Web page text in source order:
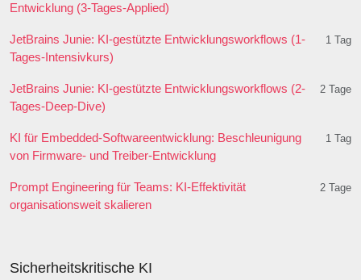
Entwicklung (3-Tages-Applied)
JetBrains Junie: KI-gestützte Entwicklungsworkflows (1-
Tages-Intensivkurs)
1 Tag
JetBrains Junie: KI-gestützte Entwicklungsworkflows (2-
Tages-Deep-Dive)
2 Tage
KI für Embedded-Softwareentwicklung: Beschleunigung
von Firmware- und Treiber-Entwicklung
1 Tag
Prompt Engineering für Teams: KI-Effektivität
organisationsweit skalieren
2 Tage
Sicherheitskritische KI